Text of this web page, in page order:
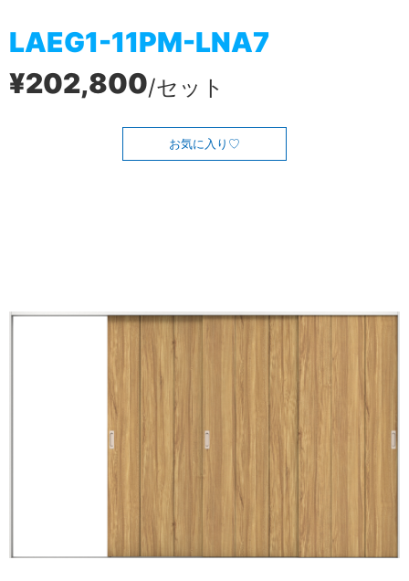
LAEG1-11PM-LNA7
¥202,800/セット
お気に入り